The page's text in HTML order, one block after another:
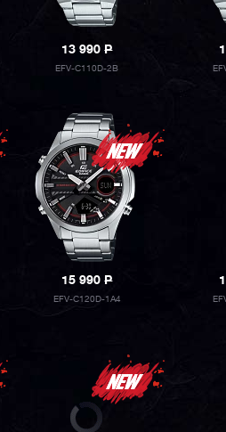
13 990P
EFV-C110D-2B
15 990P
EFV-C120D-1A4